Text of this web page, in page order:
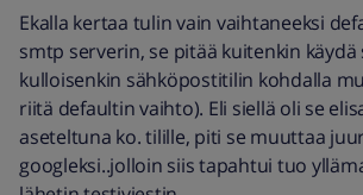
Ekalla kertaa tulin vain vaihtaneeksi
smtp serverin, se pitää kuitenkin käydä
kulloisenkin sähköpostitilin kohdalla
riitä defaultin vaihto). Eli siellä oli se
aseteltuna ko. tilille, piti se muuttaa
googleksi..jolloin siis tapahtui tuo